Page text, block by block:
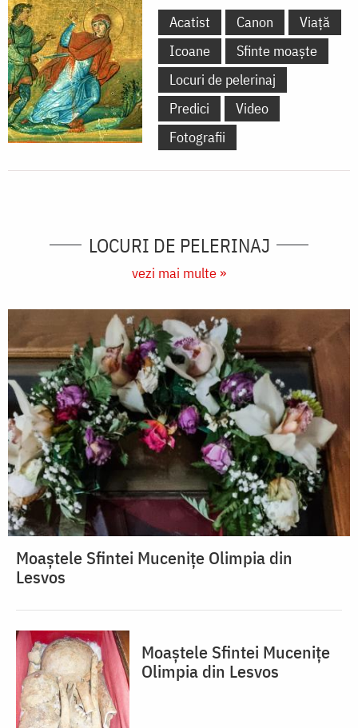
-
Tesalonic
(detaliu)
Acatist Canon
Viață
Icoane
Sfinte moaște
Locuri de pelerinaj
Predici
Video
Fotografii
LOCURI DE PELERINAJ
vezi mai multe »
Moaștele Sfintei Mucenițe Olimpia din
Lesvos
Moaștele Sfintei Mucenițe
Olimpia din Lesvos